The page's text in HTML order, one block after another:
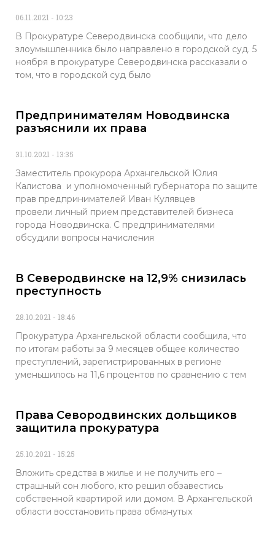
06.11.2021 10:23
В Прокуратуре Северодвинска сообщили, что дело
злоумышленника было направлено в городской суд. 5
ноября в прокуратуре Северодвинска рассказали о
том, что в городской суд было
Предпринимателям Новодвинска
разъяснили их права
31.10.2021 13:35
Заместитель прокурора Архангельской Юлия
Калистова и уполномоченный губернатора по защите
прав предпринимателей Иван Кулявцев
провели личный прием представителей бизнеса
города Новодвинска. С предпринимателями
обсудили вопросы начисления
В Северодвинске на 12,9% снизилась
преступность
28.10.2021 18:46
Прокуратура Архангельской области сообщила, что
по итогам работы за 9 месяцев общее количество
преступлений, зарегистрированных в регионе
уменьшилось на 11,6 процентов по сравнению с тем
Права Севородвинских дольщиков
защитила прокуратура
25.10.2021 15:25
Вложить средства в жилье и не получить его –
страшный сон любого, кто решил обзавестись
собственной квартирой или домом. В Архангельской
области восстановить права обманутых